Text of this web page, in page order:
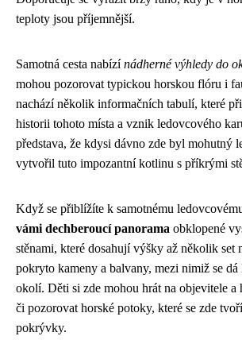
teploty jsou příjemnější.
Samotná cesta nabízínádherné výhledy do
mohou pozorovat typickou horskou flóru i
nachází několik informačních tabulí, které
historii tohoto místa a vznik ledovcového
představa, že kdysi dávno zde byl mohutný
vytvořil tuto impozantní kotlinu s příkrými
Když se přiblížíte k samotnému
vámi dechberoucí panorama obklopené
stěnami, které dosahují výšky až několik
pokryto kameny a balvany, mezi nimiž se dá
okolí. Děti si zde mohou hrát na objevitele a
či pozorovat horské potoky, které se zde
pokrývky.